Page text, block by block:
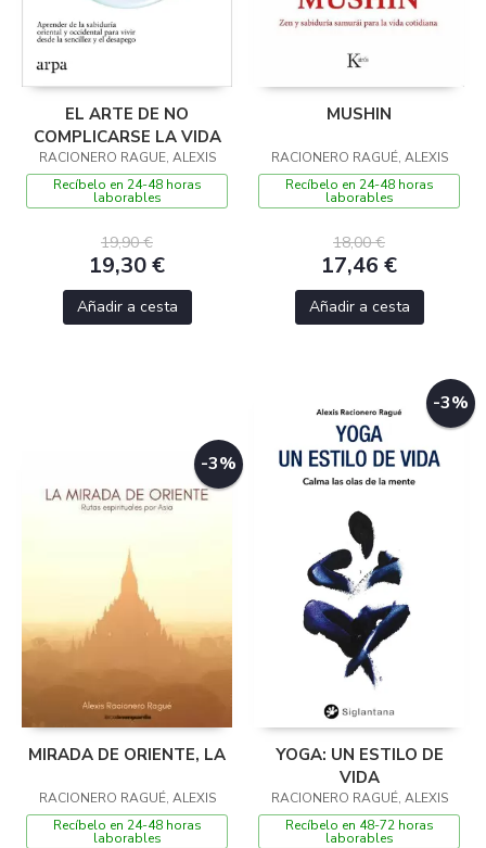
EL ARTE DE NO
COMPLICARSE LA VIDA
RACIONERO RAGUE, ALEXIS
Recíbelo en 24-48 horas
laborables
19,90 €
19,30 €
Añadir a cesta
MUSHIN
RACIONERO RAGUÉ, ALEXIS
Recíbelo en 24-48 horas
laborables
18,00 €
17,46 €
Añadir a cesta
-3%
MIRADA DE ORIENTE, LA
RACIONERO RAGUÉ, ALEXIS
Recíbelo en 24-48 horas
laborables
-3%
YOGA: UN ESTILO DE
VIDA
RACIONERO RAGUÉ, ALEXIS
Recíbelo en 48-72 horas
laborables